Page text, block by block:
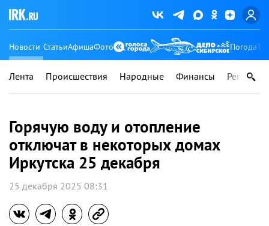
Новости СтатьиАфишаФото Погода
Лента Происшествия Народные Финансы Регионы
Горячую воду и отопление
отключат в некоторых домах
Иркутска 25 декабря
25 декабря 2025 08:31